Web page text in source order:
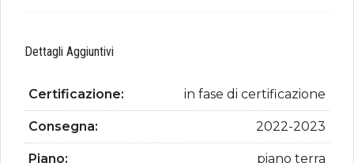
Dettagli Aggiuntivi
Certificazione: in fase di certificazione
Consegna: 2022-2023
Piano: piano terra